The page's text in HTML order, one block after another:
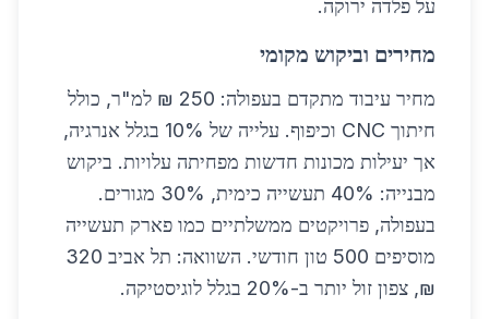
על פלדה ירוקה.
מחירים וביקוש מקומי
מחיר עיבוד מתקדם בעפולה: 250 ₪ למ"ר, כולל
חיתוך CNC וכיפוף. עלייה של 10% בגלל אנרגיה,
אך יעילות מכונות חדשות מפחיתה עלויות. ביקוש
מבנייה: 40% תעשייה כימית, 30% מגורים.
בעפולה, פרויקטים ממשלתיים כמו פארק תעשייה
מוסיפים 500 טון חודשי. השוואה: תל אביב 320
₪, צפון זול יותר ב-20% בגלל לוגיסטיקה.